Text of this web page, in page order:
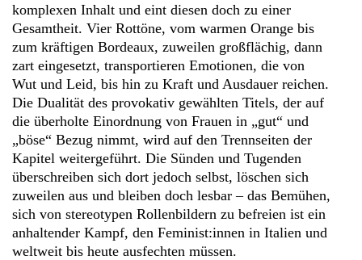
komplexen Inhalt und eint diesen doch zu einer
Gesamtheit. Vier Rottöne, vom warmen Orange bis
zum kräftigen Bordeaux, zuweilen großflächig, dann
zart eingesetzt, transportieren Emotionen, die von
Wut und Leid, bis hin zu Kraft und Ausdauer reichen.
Die Dualität des provokativ gewählten Titels, der auf
die überholte Einordnung von Frauen in „gut“ und
„böse“ Bezug nimmt, wird auf den Trennseiten der
Kapitel weitergeführt. Die Sünden und Tugenden
überschreiben sich dort jedoch selbst, löschen sich
zuweilen aus und bleiben doch lesbar – das Bemühen,
sich von stereotypen Rollenbildern zu befreien ist ein
anhaltender Kampf, den Feminist:innen in Italien und
weltweit bis heute ausfechten müssen.